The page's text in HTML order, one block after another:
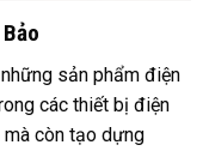
sản phẩm điện
các thiết bị điện
còn tạo dựng